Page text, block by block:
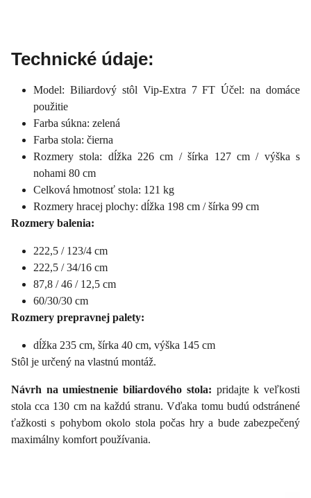
Technické údaje:
Model: Biliardový stôl Vip-Extra 7 FT Účel: na domáce
použitie
Farba súkna: zelená
Farba stola: čierna
Rozmery stola: dĺžka 226 cm / šírka 127 cm / výška s
nohami 80 cm
Celková hmotnosť stola: 121 kg
Rozmery hracej plochy: dĺžka 198 cm / šírka 99 cm
Rozmery balenia:
222,5 / 123/4 cm
222,5 / 34/16 cm
87,8 / 46 / 12,5 cm
60/30/30 cm
Rozmery prepravnej palety:
dĺžka 235 cm, šírka 40 cm, výška 145 cm
Stôl je určený na vlastnú montáž.
Návrh na umiestnenie biliardového stola: pridajte k veľkosti
stola cca 130 cm na každú stranu. Vďaka tomu budú odstránené
ťažkosti s pohybom okolo stola počas hry a bude zabezpečený
maximálny komfort používania.